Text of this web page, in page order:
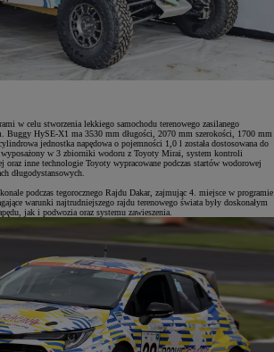
w celu stworzenia lekkiego samochodu terenowego zasilanego
HySE-X1 ma 3530 mm długości, 2070 mm szerokości, 1700 mm
jednostka napędowa o pojemności 1,0 l została dostosowana do
wyposażony w 3 zbiorniki wodoru z Toyoty Mirai, system kontroli
oraz inne technologie Toyoty wypracowane podczas startów wodorowej
długodystansowych.
podczas tegorocznego Rajdu Dakar, zajmując 4. miejsce w programie
warunki najtrudniejszego rajdu terenowego świata były doskonałym
jak i podwozia oraz systemu zawieszenia.